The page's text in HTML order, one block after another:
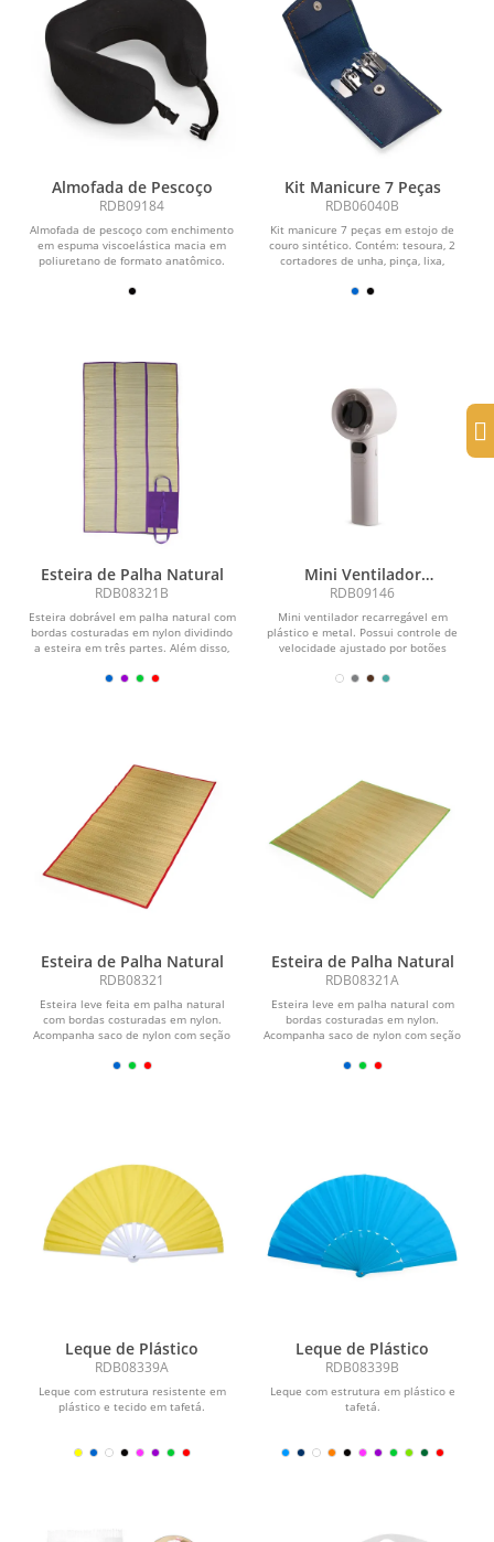
Almofada de Pescoço
RDB09184
Almofada de pescoço com enchimento
em espuma viscoelástica macia em
poliuretano de formato anatômico.
Kit Manicure 7 Peças
RDB06040B
Kit manicure 7 peças em estojo de
couro sintético. Contém: tesoura, 2
cortadores de unha, pinça, lixa,
Esteira de Palha Natural
RDB08321B
Esteira dobrável em palha natural com
bordas costuradas em nylon dividindo
a esteira em três partes. Além disso,
Mini Ventilador
Recarregável
RDB09146
Mini ventilador recarregável em
plástico e metal. Possui controle de
velocidade ajustado por botões
Esteira de Palha Natural
RDB08321
Esteira leve feita em palha natural
com bordas costuradas em nylon.
Acompanha saco de nylon com seção
Esteira de Palha Natural
RDB08321A
Esteira leve em palha natural com
bordas costuradas em nylon.
Acompanha saco de nylon com seção
Leque de Plástico
RDB08339A
Leque com estrutura resistente em
plástico e tecido em tafetá.
Leque de Plástico
RDB08339B
Leque com estrutura em plástico e
tafetá.